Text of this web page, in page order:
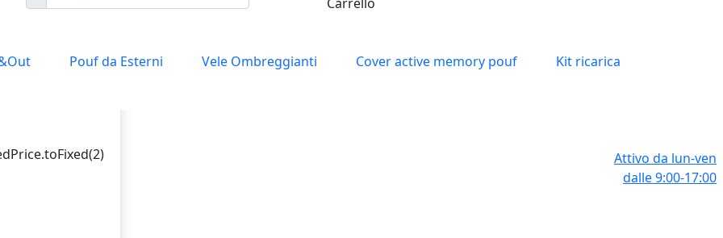
Pouf da Esterni Vele Ombreggianti Cover active memory pouf Kit ricarica
Attivo da lun-ven
dalle 9:00-17:00